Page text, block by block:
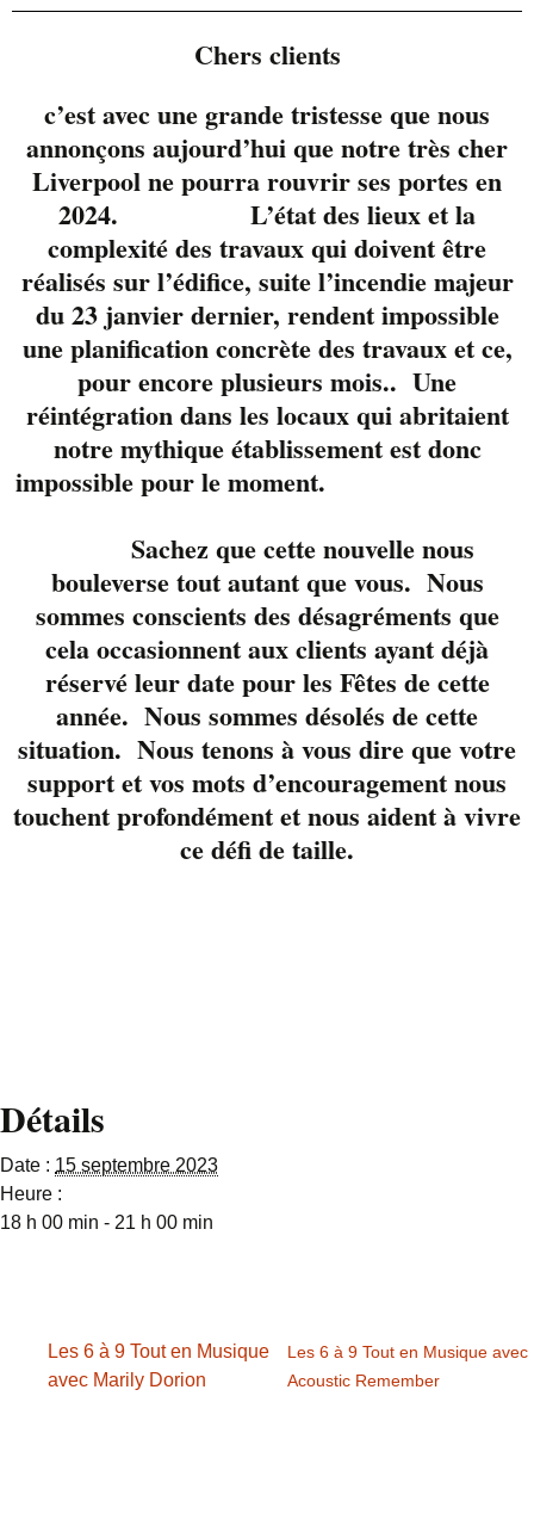
Stéphanie Blanchette
etJocelyn Phaneuf,
deux amis mais
surtout deux
personnes talentueuses
et qui vont mettre de
la bonne humeur dans
Détails
Date : 15 septembre 2023
Heure :
18 h 00 min - 21 h 00 min
Les 6 à 9 Tout en Musique
avec Marily Dorion
Les 6 à 9 Tout en Musique avec
Acoustic Remember
Chers clients
c’est avec une grande tristesse que nous
annonçons aujourd’hui que notre très cher
Liverpool ne pourra rouvrir ses portes en
2024. L’état des lieux et la
complexité des travaux qui doivent être
réalisés sur l’édifice, suite l’incendie majeur
du 23 janvier dernier, rendent impossible
une planification concrète des travaux et ce,
pour encore plusieurs mois.. Une
réintégration dans les locaux qui abritaient
notre mythique établissement est donc
impossible pour le moment.
Sachez que cette nouvelle nous
bouleverse tout autant que vous. Nous
sommes conscients des désagréments que
cela occasionnent aux clients ayant déjà
réservé leur date pour les Fêtes de cette
année. Nous sommes désolés de cette
situation. Nous tenons à vous dire que votre
support et vos mots d’encouragement nous
touchent profondément et nous aident à vivre
ce défi de taille.